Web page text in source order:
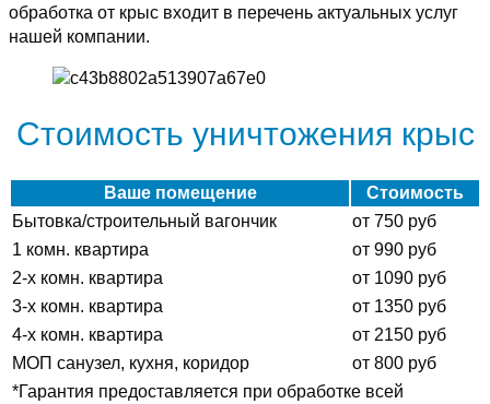
обработка от крыс входит в перечень актуальных услуг
нашей компании.
Стоимость уничтожения крыс
Ваше помещение
Стоимость
Бытовка/строительный вагончик
от 750 руб
1 комн. квартира
от 990 руб
2-х комн. квартира
от 1090 руб
3-х комн. квартира
от 1350 руб
4-х комн. квартира
от 2150 руб
МОП санузел, кухня, коридор
от 800 руб
*Гарантия предоставляется при обработке всей